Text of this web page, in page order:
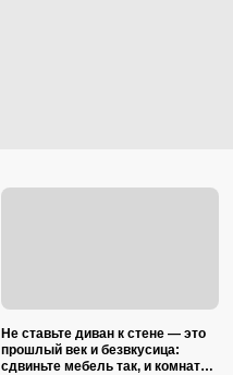
Не ставьте диван к стене — это
прошлый век и безвкусица:
сдвиньте мебель так, и комната